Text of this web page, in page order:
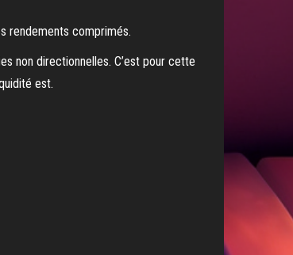
rendements comprimés.
non directionnelles. C’est pour cette
est.